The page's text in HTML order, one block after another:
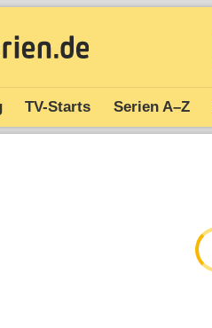
TV-Starts Serien A–Z